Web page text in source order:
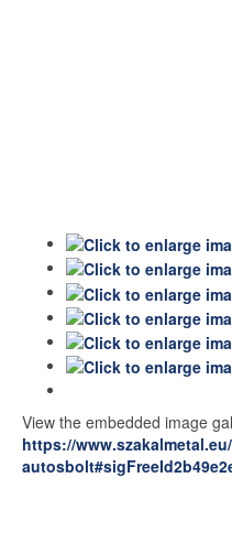
View the embedded image
https://